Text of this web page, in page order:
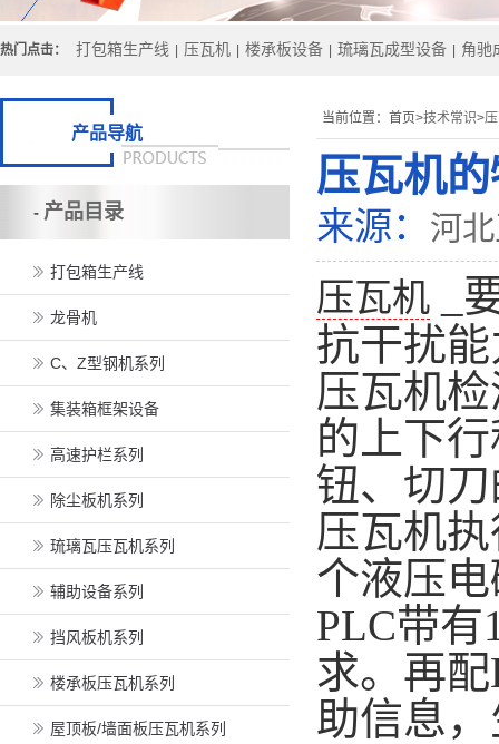
热门点击： 打包箱生产线 压瓦机 楼承板设备 琉璃瓦成型设备 角驰
当前位置： 首页>技术常识>
压瓦机
来源： 河
压瓦机
_
抗干扰
压瓦机
的上下
钮、切
压瓦机
个液压
PLC带
求。再
助信息
产品导航
- 产品目录
打包箱生产线
龙骨机
C、Z型钢机系列
集装箱框架设备
高速护栏系列
除尘板机系列
琉璃瓦压瓦机系列
辅助设备系列
挡风板机系列
楼承板压瓦机系列
屋顶板/墙面板压瓦机系列